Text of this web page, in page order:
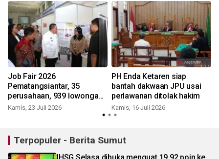
Job Fair 2026
Pematangsiantar, 35
perusahaan, 939 lowongan
kerja
Kamis, 23 Juli 2026
PH Enda Ketaren siap
bantah dakwaan JPU usai
perlawanan ditolak hakim
Kamis, 16 Juli 2026
Terpopuler - Berita Sumut